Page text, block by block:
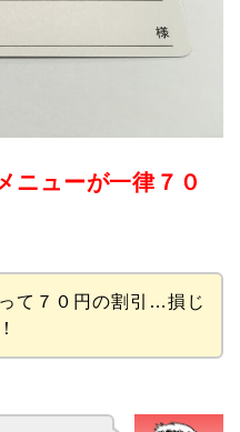
ニューが一律７０
て７０円の割引…損じ